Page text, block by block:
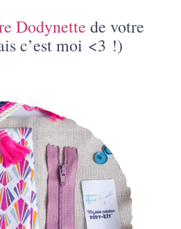
Dodynette de votre
c’est moi <3 !)